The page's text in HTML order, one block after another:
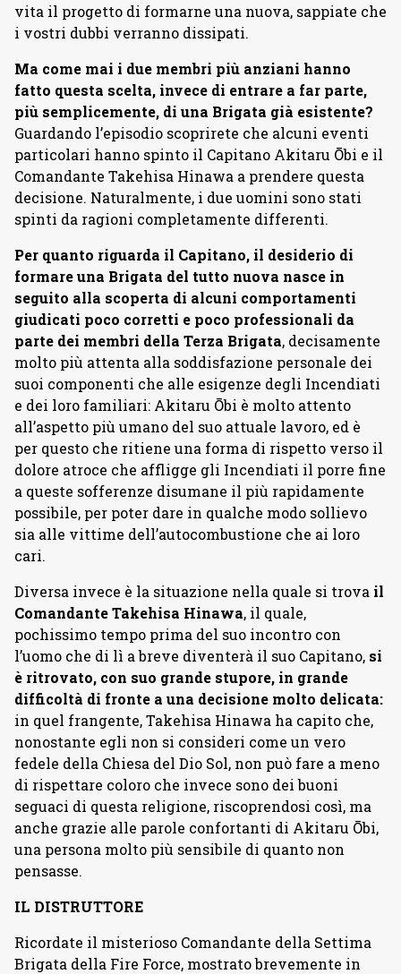
vita il progetto di formarne una nuova, sappiate che
i vostri dubbi verranno dissipati.
Ma come mai i due membri più anziani hanno
fatto questa scelta, invece di entrare a far parte,
più semplicemente, di una Brigata già esistente?
Guardando l’episodio scoprirete che alcuni eventi
particolari hanno spinto il Capitano Akitaru Ōbi e il
Comandante Takehisa Hinawa a prendere questa
decisione. Naturalmente, i due uomini sono stati
spinti da ragioni completamente differenti.
Per quanto riguarda il Capitano, il desiderio di
formare una Brigata del tutto nuova nasce in
seguito alla scoperta di alcuni comportamenti
giudicati poco corretti e poco professionali da
parte dei membri della Terza Brigata, decisamente
molto più attenta alla soddisfazione personale dei
suoi componenti che alle esigenze degli Incendiati
e dei loro familiari: Akitaru Ōbi è molto attento
all’aspetto più umano del suo attuale lavoro, ed è
per questo che ritiene una forma di rispetto verso il
dolore atroce che affligge gli Incendiati il porre fine
a queste sofferenze disumane il più rapidamente
possibile, per poter dare in qualche modo sollievo
sia alle vittime dell’autocombustione che ai loro
cari.
Diversa invece è la situazione nella quale si trova il
Comandante Takehisa Hinawa, il quale,
pochissimo tempo prima del suo incontro con
l’uomo che di lì a breve diventerà il suo Capitano, si
è ritrovato, con suo grande stupore, in grande
difficoltà di fronte a una decisione molto delicata:
in quel frangente, Takehisa Hinawa ha capito che,
nonostante egli non si consideri come un vero
fedele della Chiesa del Dio Sol, non può fare a meno
di rispettare coloro che invece sono dei buoni
seguaci di questa religione, riscoprendosi così, ma
anche grazie alle parole confortanti di Akitaru Ōbi,
una persona molto più sensibile di quanto non
pensasse.
IL DISTRUTTORE
Ricordate il misterioso Comandante della Settima
Brigata della Fire Force, mostrato brevemente in